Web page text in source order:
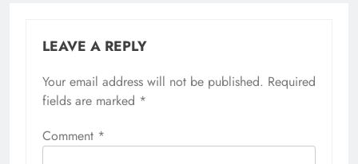
LEAVE A REPLY
Your email address will not be published. Required
fields are marked *
Comment *